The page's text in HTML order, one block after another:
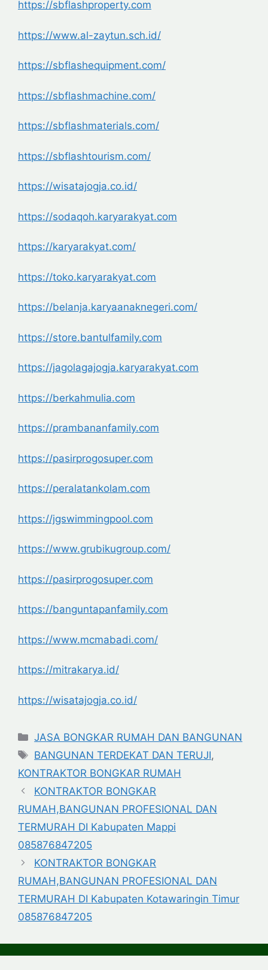
https://sbflashproperty.com
https://www.al-zaytun.sch.id/
https://sbflashequipment.com/
https://sbflashmachine.com/
https://sbflashmaterials.com/
https://sbflashtourism.com/
https://wisatajogja.co.id/
https://sodaqoh.karyarakyat.com
https://karyarakyat.com/
https://toko.karyarakyat.com
https://belanja.karyaanaknegeri.com/
https://store.bantulfamily.com
https://jagolagajogja.karyarakyat.com
https://berkahmulia.com
https://prambananfamily.com
https://pasirprogosuper.com
https://peralatankolam.com
https://jgswimmingpool.com
https://www.grubikugroup.com/
https://pasirprogosuper.com
https://banguntapanfamily.com
https://www.mcmabadi.com/
https://mitrakarya.id/
https://wisatajogja.co.id/
Categories
JASA BONGKAR RUMAH DAN BANGUNAN
Tags
BANGUNAN TERDEKAT DAN TERUJI,
KONTRAKTOR BONGKAR RUMAH
KONTRAKTOR BONGKAR
RUMAH,BANGUNAN PROFESIONAL DAN
TERMURAH DI Kabupaten Mappi
085876847205
KONTRAKTOR BONGKAR
RUMAH,BANGUNAN PROFESIONAL DAN
TERMURAH DI Kabupaten Kotawaringin Timur
085876847205